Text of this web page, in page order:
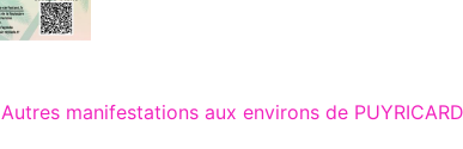
Autres manifestations aux environs de PUYRICARD